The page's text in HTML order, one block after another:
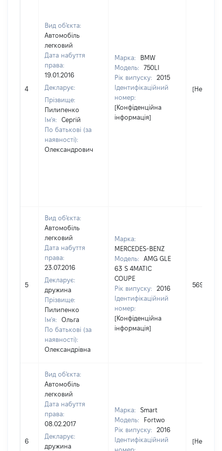
4
Вид об'єкта:
Автомобіль
легковий
Дата набуття
права:
19.01.2016
Декларує:
Прізвище:
Пилипенко
Ім'я:
Сергій
По батькові (за
наявності):
Олександрович
Марка:
BMW
Модель:
750LI
Рік випуску:
2015
Ідентифікаційний
номер:
[Конфіденційна
інформація]
[Не
5
Вид об'єкта:
Автомобіль
легковий
Дата набуття
права:
23.07.2016
Декларує:
дружина
Прізвище:
Пилипенко
Ім'я:
Ольга
По батькові (за
наявності):
Олександрівна
Марка:
MERCEDES-BENZ
Модель:
AMG GLE
63 S 4MATIC
COUPE
Рік випуску:
2016
Ідентифікаційний
номер:
[Конфіденційна
інформація]
5697500
6
Вид об'єкта:
Автомобіль
легковий
Дата набуття
права:
08.02.2017
Декларує:
дружина
Марка:
Smart
Модель:
Fortwo
Рік випуску:
2016
Ідентифікаційний
номер:
[Не